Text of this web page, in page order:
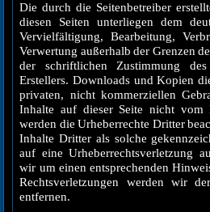
Die durch die Seitenbetreiber
diesen Seiten unterliegen dem
Vervielfältigung, Bearbeitung,
Verwertung außerhalb der Grenzen
der schriftlichen Zustimmung
Erstellers. Downloads und Kopien
privaten, nicht kommerziellen
Inhalte auf dieser Seite nicht vom
werden die Urheberrechte Dritter
Inhalte Dritter als solche
auf eine Urheberrechtsverletzung
wir um einen entsprechenden
Rechtsverletzungen werden wir
entfernen.